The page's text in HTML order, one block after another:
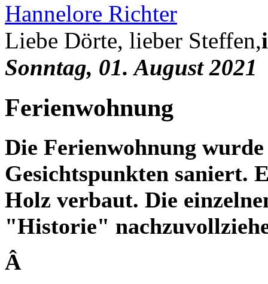
Hannelore Richter
Liebe Dörte, lieber Steffen,
Sonntag, 01. August 2021
Ferienwohnung
Die Ferienwohnung
Gesichtspunkten saniert.
Holz verbaut. Die
"Historie"
Â